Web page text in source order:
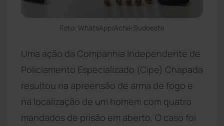
Foto: WhatsApp/Achei Sudoeste
Uma ação da Companhia Independente de
Policiamento Especializado (Cipe) Chapada
resultou na apreensão de arma de fogo e
na localização de um homem com quatro
mandados de prisão em aberto. O caso foi